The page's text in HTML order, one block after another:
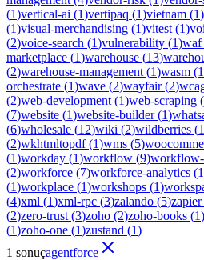
(1)vertical-ai (1)vertipaq (1)vietnam (1)
(1)visual-merchandising (1)vitest (1)
(2)voice-search (1)vulnerability (1)waf
marketplace (1)warehouse (13)
(2)warehouse-management (1)wasm (1
orchestrate (1)wave (2)wayfair(2)
(2)web-development (1)web-scraping (
(7)website (1)website-builder(1)
(6)wholesale (12)wiki (2)wildberries (1
(2)wkhtmltopdf(1)wms (5)
(1)workday (1)workflow (9)workflow-
(2)workforce (7)workforce-analytics (1
(1)workplace (1)workshops (1)
(4)xml (1)xml-rpc (3)zalando (5)zapier
(2)zero-trust (3)zoho (2)zoho-books (1)
(1)zoho-one (1)zustand (1)
1 sonuçagentforce